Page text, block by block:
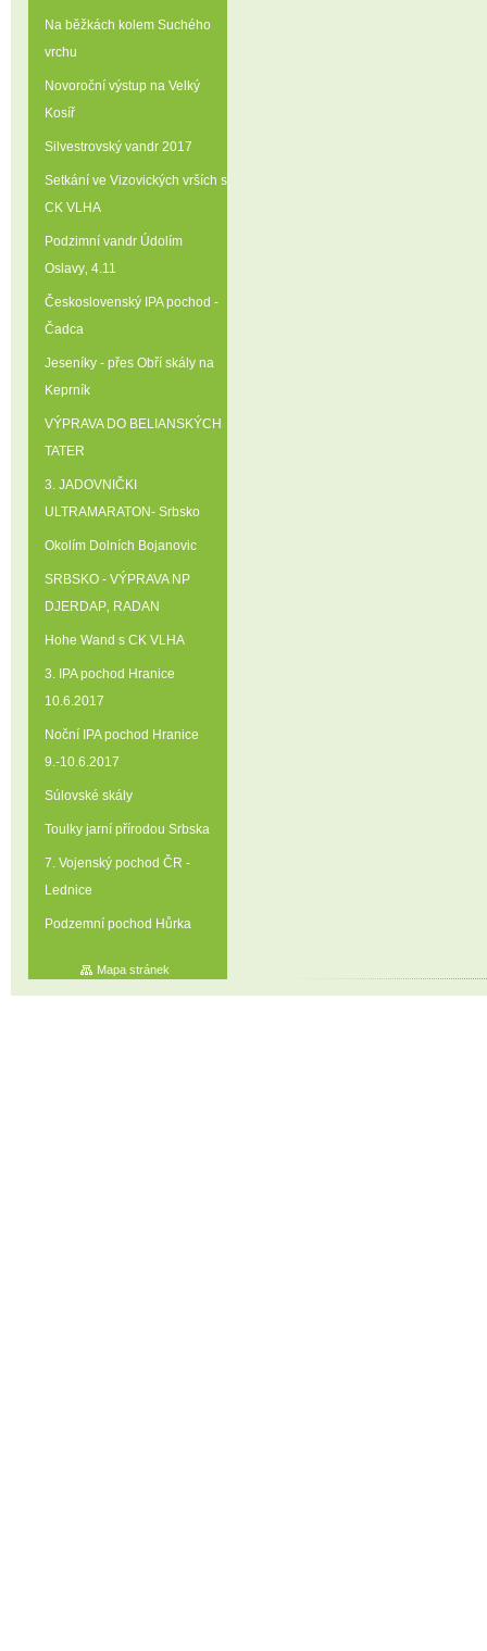
Na běžkách kolem Suchého
vrchu
Novoroční výstup na Velký
Kosíř
Silvestrovský vandr 2017
Setkání ve Vizovických vrších s
CK VLHA
Podzimní vandr Údolím
Oslavy‚ 4.11
Československý IPA pochod -
Čadca
Jeseníky - přes Obří skály na
Keprník
VÝPRAVA DO BELIANSKÝCH
TATER
3. JADOVNIČKI
ULTRAMARATON- Srbsko
Okolím Dolních Bojanovic
SRBSKO - VÝPRAVA NP
DJERDAP‚ RADAN
Hohe Wand s CK VLHA
3. IPA pochod Hranice
10.6.2017
Noční IPA pochod Hranice
9.-10.6.2017
Súlovské skály
Toulky jarní přírodou Srbska
7. Vojenský pochod ČR -
Lednice
Podzemní pochod Hůrka
Mapa stránek